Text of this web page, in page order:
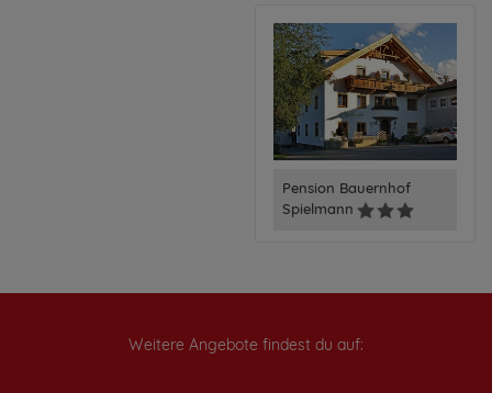
Pension Bauernhof
Spielmann
Weitere Angebote findest du auf: